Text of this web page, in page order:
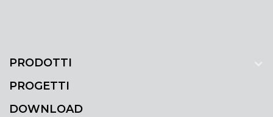
PRODOTTI
PROGETTI
DOWNLOAD